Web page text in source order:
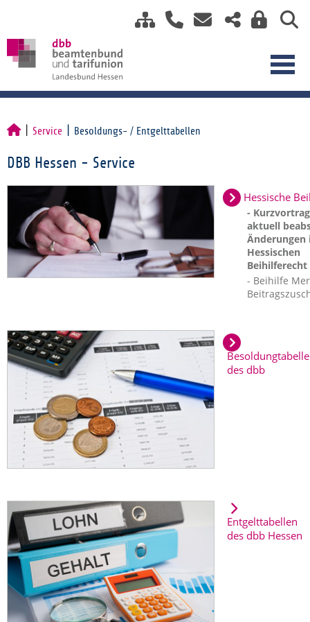
Service Besoldungs- / Entgelttabellen
DBB Hessen - Service
Hessische
-
aktuell
Änderungen
Hessischen
Beihilferecht
- Beihilfe
des dbb
Entgelttabellen
des dbb Hessen